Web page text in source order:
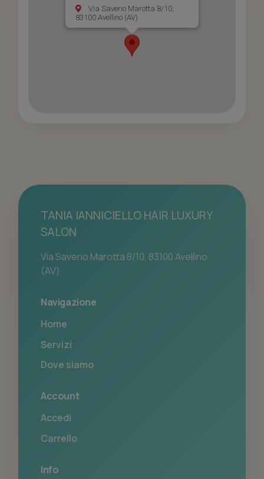
Via Saverio Marotta 8/10,
83100 Avellino (AV)
TANIA IANNICIELLO HAIR LUXURY
SALON
Via Saverio Marotta 8/10, 83100 Avellino
(AV)
Navigazione
Home
Servizi
Dove siamo
Account
Accedi
Carrello
Info